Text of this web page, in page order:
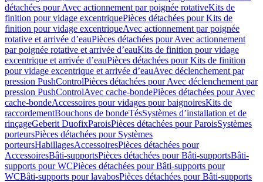
détachées pour Avec actionnement par poignée rotativeKits de
finition pour vidage excentriquePièces détachées pour Kits de
finition pour vidage excentriqueAvec actionnement par poignée
rotative et arrivée d’eauPièces détachées pour Avec actionnement
par poignée rotative et arrivée d’eauKits de finition pour vidage
excentrique et arrivée d’eauPièces détachées pour Kits de finition
pour vidage excentrique et arrivée d’eauAvec déclenchement par
pression PushControlPièces détachées pour Avec déclenchement par
pression PushControlAvec cache-bondePièces détachées pour Avec
cache-bondeAccessoires pour vidages pour baignoiresKits de
raccordementBouchons de bondeTésSystèmes d’installation et de
rinçageGeberit DuofixParoisPièces détachées pour ParoisSystèmes
porteursPièces détachées pour Systèmes
porteursHabillagesAccessoiresPièces détachées pour
AccessoiresBâti-supportsPièces détachées pour Bâti-supportsBâti-
supports pour WCPièces détachées pour Bâti-supports pour
WCBâti-supports pour lavabosPièces détachées pour Bâti-supports